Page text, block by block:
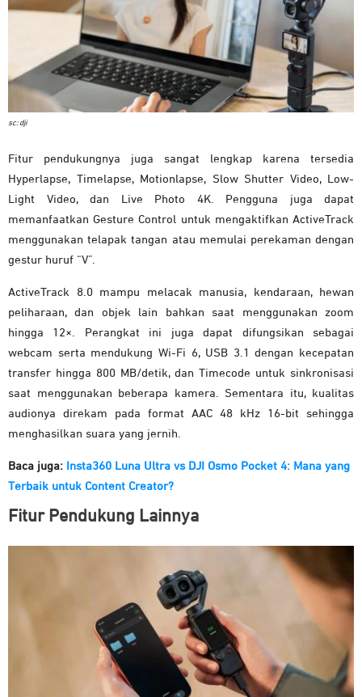
sc: dji
Fitur pendukungnya juga sangat lengkap karena tersedia
Hyperlapse, Timelapse, Motionlapse, Slow Shutter Video, Low-
Light Video, dan Live Photo 4K. Pengguna juga dapat
memanfaatkan Gesture Control untuk mengaktifkan ActiveTrack
menggunakan telapak tangan atau memulai perekaman dengan
gestur huruf “V”.
ActiveTrack 8.0 mampu melacak manusia, kendaraan, hewan
peliharaan, dan objek lain bahkan saat menggunakan zoom
hingga 12×. Perangkat ini juga dapat difungsikan sebagai
webcam serta mendukung Wi-Fi 6, USB 3.1 dengan kecepatan
transfer hingga 800 MB/detik, dan Timecode untuk sinkronisasi
saat menggunakan beberapa kamera. Sementara itu, kualitas
audionya direkam pada format AAC 48 kHz 16-bit sehingga
menghasilkan suara yang jernih.
Baca juga: Insta360 Luna Ultra vs DJI Osmo Pocket 4: Mana yang
Terbaik untuk Content Creator?
Fitur Pendukung Lainnya